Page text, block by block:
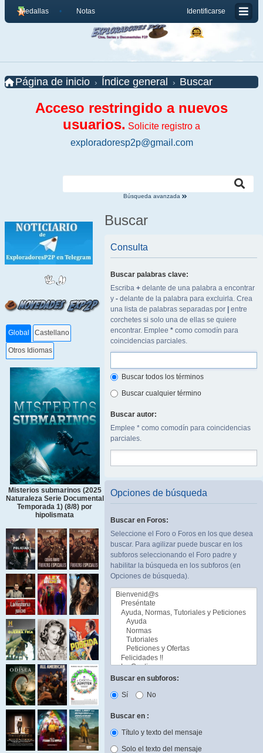
Identificarse
Medallas Notas
Página de inicio Índice general Buscar
Acceso restringido a nuevos
usuarios. Solicite registro a
exploradoresp2p@gmail.com
Búsqueda avanzada
Global Castellano
Otros Idiomas
Misterios submarinos (2025
Naturaleza Serie Documental
Temporada 1) (8/8) por
hipolismata
Buscar
Consulta
Buscar palabras clave:
Escriba + delante de una palabra a encontrar
y - delante de la palabra para excluirla. Crea
una lista de palabras separadas por
entre
corchetes si solo una de ellas se quiere
encontrar. Emplee * como comodín para
coincidencias parciales.
Buscar todos los términos
Buscar cualquier término
Buscar autor:
Emplee * como comodín para coincidencias
parciales.
Opciones de búsqueda
Buscar en Foros:
Seleccione el Foro o Foros en los que desea
buscar. Para agilizar puede buscar en los
subforos seleccionando el Foro padre y
habilitar la búsqueda en los subforos (en
Opciones de búsqueda).
Buscar en subforos:
Sí
No
Buscar en :
Título y texto del mensaje
Solo el texto del mensaje